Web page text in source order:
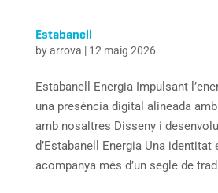
Estabanell
byarrova | 12 maig 2026
Estabanell Energia Impulsant
una presència digital alineada
amb nosaltres Disseny i
d’Estabanell Energia Una identitat
acompanya més d’un segle de